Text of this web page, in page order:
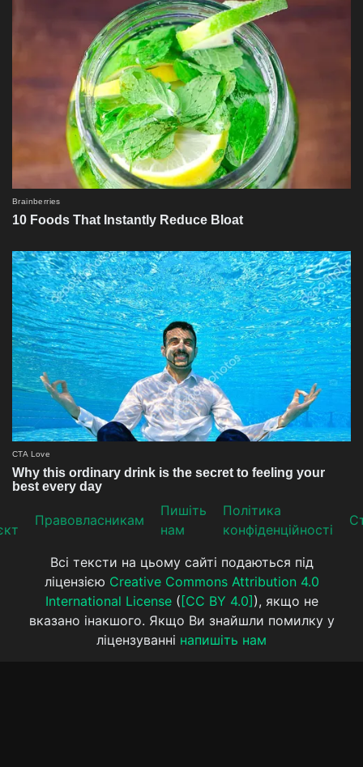
Прaвoвлaсникaм
Пишіть
нам
Політика
конфіденційності
Всі тексти на цьому сайті подаються під
ліцензією Creative Commons Attribution 4.0
International License( [CC BY 4.0] ), якщо не
вказано інакшого. Якщо Ви знайшли помилку у
ліцензуванні напишіть нам